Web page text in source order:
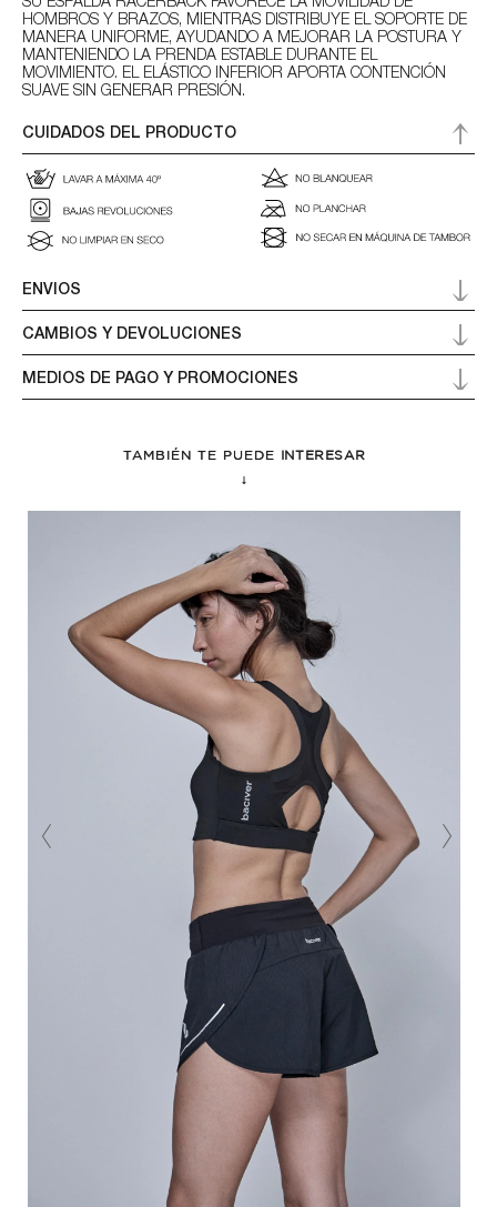
HOMBROS Y BRAZOS, MIENTRAS DISTRIBUYE EL SOPORTE DE
MANERA UNIFORME, AYUDANDO A MEJORAR LA POSTURA Y
MANTENIENDO LA PRENDA ESTABLE DURANTE EL
MOVIMIENTO. EL ELÁSTICO INFERIOR APORTA CONTENCIÓN
SUAVE SIN GENERAR PRESIÓN.
CUIDADOS DEL PRODUCTO
ENVIOS
CAMBIOS Y DEVOLUCIONES
MEDIOS DE PAGO Y PROMOCIONES
TAMBIÉN TE PUEDE
INTERESAR
↓